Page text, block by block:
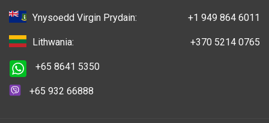
Ynysoedd Virgin Prydain: +1 949 864 6011
Lithwania: +370 5214 0765
+65 8641 5350
+65 932 66888